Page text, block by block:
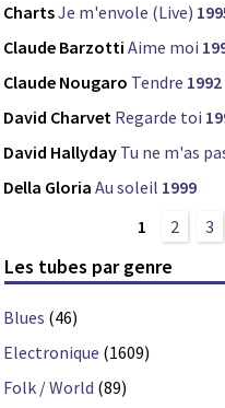
ChartsJe m'envole (Live)
Claude Barzotti Aime moi
Claude Nougaro Tendre 1992
David Charvet Regarde toi
David Hallyday Tu ne m'as
Della Gloria Au soleil 1999
1
2 3
Les tubes par genre
Blues (46)
Electronique (1609)
Folk / World (89)